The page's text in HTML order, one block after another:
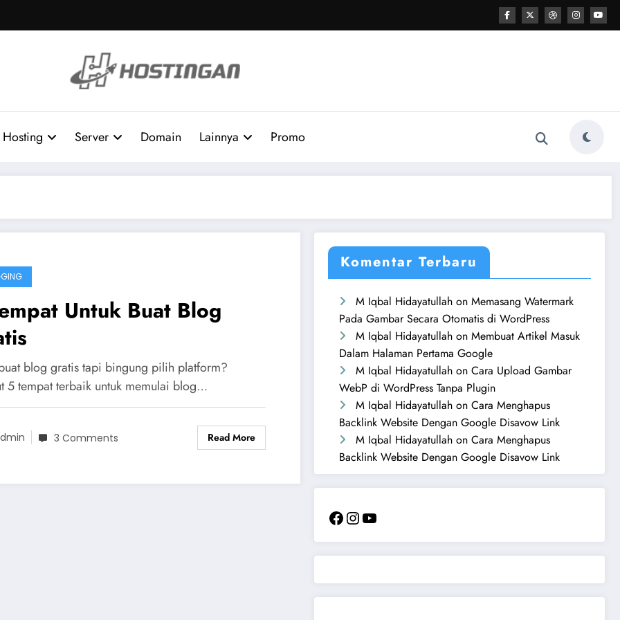
Hosting Server Domain Lainnya Promo
Untuk Buat Blog
blog gratis tapi bingung pilih platform?
5 tempat terbaik untuk memulai blog…
3 Comments Read More
Komentar Terbaru
M Iqbal Hidayatullah onMemasang Watermark
Pada Gambar Secara Otomatis di WordPress
M Iqbal Hidayatullah onMembuat Artikel Masuk
Dalam Halaman Pertama Google
M Iqbal Hidayatullah onCara Upload Gambar
WebP di WordPress Tanpa Plugin
M Iqbal Hidayatullah onCara Menghapus
Backlink Website Dengan Google Disavow Link
M Iqbal Hidayatullah onCara Menghapus
Backlink Website Dengan Google Disavow Link
Facebook
Instagram
YouTube